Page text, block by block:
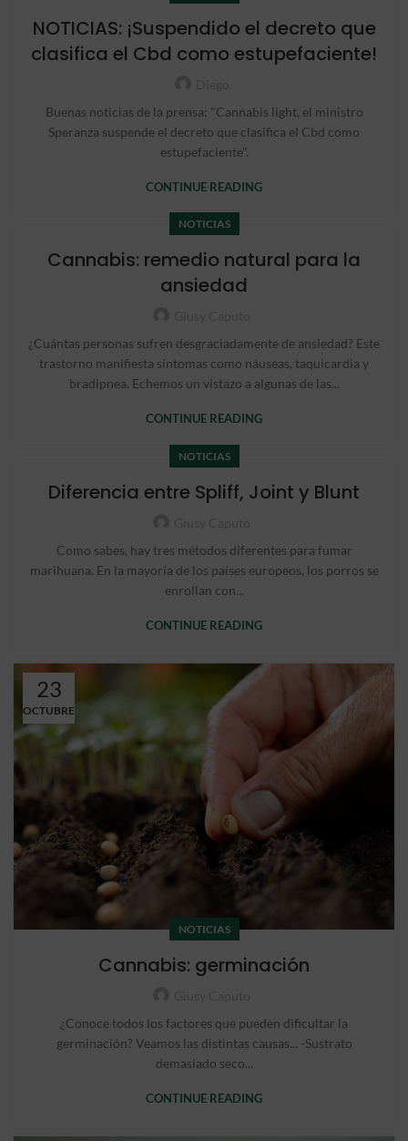
NOTICIAS: ¡Suspendido el decreto que
clasifica el Cbd como estupefaciente!
Buenas noticias de la prensa: "Cannabis light, el ministro
Speranza suspende el decreto que clasifica el Cbd como
estupefaciente".
CONTINUE READING
NOTICIAS
Cannabis: remedio natural para la
ansiedad
¿Cuántas personas sufren desgraciadamente de ansiedad? Este
trastorno manifiesta síntomas como náuseas, taquicardia y
bradipnea. Echemos un vistazo a algunas de las...
CONTINUE READING
NOTICIAS
Diferencia entre Spliff, Joint y Blunt
Como sabes, hay tres métodos diferentes para fumar
marihuana. En la mayoría de los países europeos, los porros se
enrollan con...
CONTINUE READING
23
OCTUBRE
NOTICIAS
Cannabis: germinación
¿Conoce todos los factores que pueden dificultar la
germinación? Veamos las distintas causas... -Sustrato
demasiado seco...
CONTINUE READING